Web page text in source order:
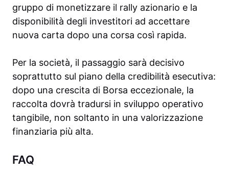
gruppo di monetizzare il rally azionario e la
disponibilità degli investitori ad accettare
nuova carta dopo una corsa così rapida.
Per la società, il passaggio sarà decisivo
soprattutto sul piano della credibilità esecutiva:
dopo una crescita di Borsa eccezionale, la
raccolta dovrà tradursi in sviluppo operativo
tangibile, non soltanto in una valorizzazione
finanziaria più alta.
FAQ